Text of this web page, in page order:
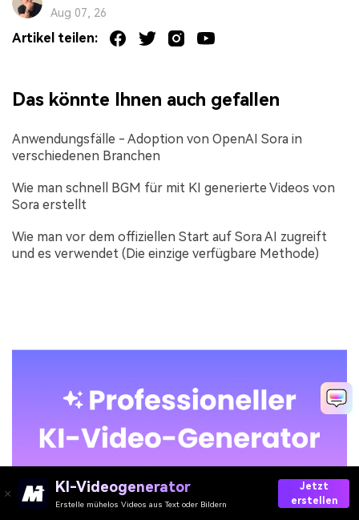
Aug 07, 26
Artikel teilen:
Das könnte Ihnen auch gefallen
Anwendungsfälle - Adoption von OpenAI Sora in
verschiedenen Branchen
Wie man schnell BGM für mit KI generierte Videos von
Sora erstellt
Wie man vor dem offiziellen Start auf Sora AI zugreift
und es verwendet (Die einzige verfügbare Methode)
KI-Videogenerator
Erstelle mühelos Videos aus Text oder Bildern
Jetzt
erstellen